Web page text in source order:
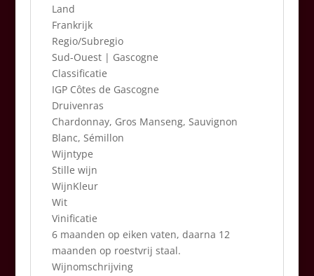
Land
Frankrijk
Regio/Subregio
Sud-Ouest | Gascogne
Classificatie
IGP Côtes de Gascogne
Druivenras
Chardonnay, Gros Manseng, Sauvignon
Blanc, Sémillon
Wijntype
Stille wijn
WijnKleur
Wit
Vinificatie
6 maanden op eiken vaten, daarna 12
maanden op roestvrij staal.
Wijnomschrijving